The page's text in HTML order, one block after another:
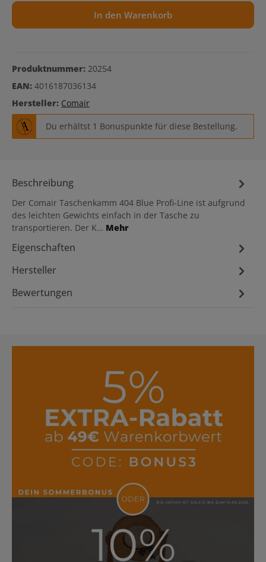
In den Warenkorb
Produktnummer: 20254
EAN: 4016187036134
Hersteller: Comair
Du erhältst 1 Bonuspunkte für diese Bestellung.
Beschreibung
Der Comair Taschenkamm 404 Blue Profi-Line ist aufgrund
des leichten Gewichts einfach in der Tasche zu
transportieren. Der K… Mehr
Eigenschaften
Hersteller
Bewertungen